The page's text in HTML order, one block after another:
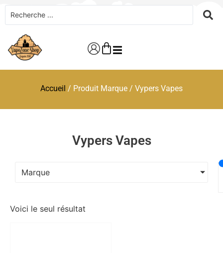
Accueil / Produit Marque / Vypers Vapes
Vypers Vapes
Marque
Voici le seul résultat